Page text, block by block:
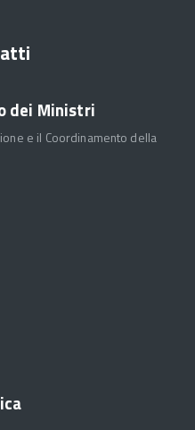
dei Ministri
e il Coordinamento della